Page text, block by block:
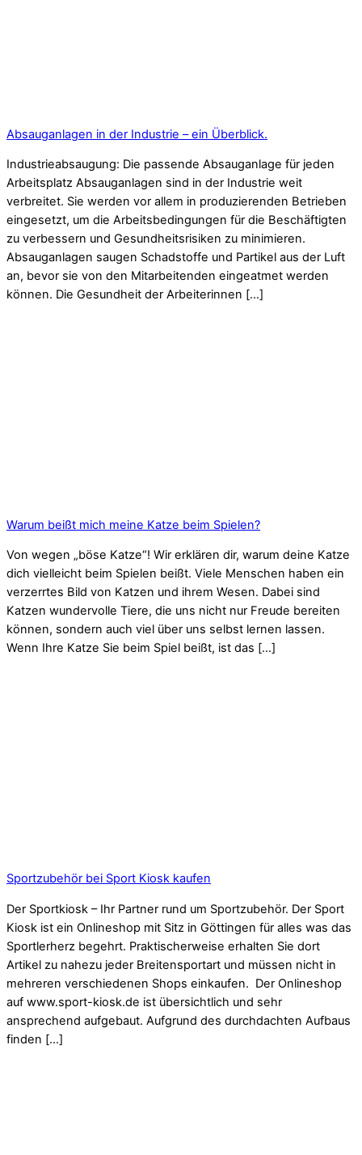
Absauganlagen in der Industrie – ein Überblick.
Industrieabsaugung: Die passende Absauganlage für jeden
Arbeitsplatz Absauganlagen sind in der Industrie weit
verbreitet. Sie werden vor allem in produzierenden Betrieben
eingesetzt, um die Arbeitsbedingungen für die Beschäftigten
zu verbessern und Gesundheitsrisiken zu minimieren.
Absauganlagen saugen Schadstoffe und Partikel aus der Luft
an, bevor sie von den Mitarbeitenden eingeatmet werden
können. Die Gesundheit der Arbeiterinnen […]
Warum beißt mich meine Katze beim Spielen?
Von wegen „böse Katze“! Wir erklären dir, warum deine Katze
dich vielleicht beim Spielen beißt. Viele Menschen haben ein
verzerrtes Bild von Katzen und ihrem Wesen. Dabei sind
Katzen wundervolle Tiere, die uns nicht nur Freude bereiten
können, sondern auch viel über uns selbst lernen lassen.
Wenn Ihre Katze Sie beim Spiel beißt, ist das […]
Sportzubehör bei Sport Kiosk kaufen
Der Sportkiosk – Ihr Partner rund um Sportzubehör. Der Sport
Kiosk ist ein Onlineshop mit Sitz in Göttingen für alles was das
Sportlerherz begehrt. Praktischerweise erhalten Sie dort
Artikel zu nahezu jeder Breitensportart und müssen nicht in
mehreren verschiedenen Shops einkaufen. Der Onlineshop
auf www.sport-kiosk.de ist übersichtlich und sehr
ansprechend aufgebaut. Aufgrund des durchdachten Aufbaus
finden […]